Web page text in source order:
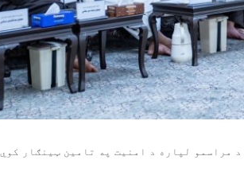
مراسمو لپاره د امنیت په تامین ټینګار کوي